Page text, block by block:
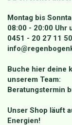
Montag bis
08:00 - 20:00 Uhr
0451 - 20 27 11 50
Buche hier deine
unserem Team:
Beratungstermin
Unser Shop läuft
Energien!